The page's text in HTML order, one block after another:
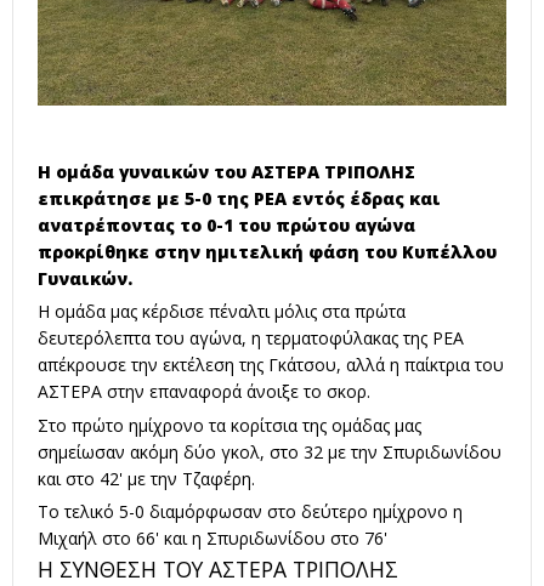
Η ομάδα γυναικών του ΑΣΤΕΡΑ ΤΡΙΠΟΛΗΣ
επικράτησε με 5-0 της ΡΕΑ εντός έδρας και
ανατρέποντας το 0-1 του πρώτου αγώνα
προκρίθηκε στην ημιτελική φάση του Κυπέλλου
Γυναικών.
Η ομάδα μας κέρδισε πέναλτι μόλις στα πρώτα
δευτερόλεπτα του αγώνα, η τερματοφύλακας της ΡΕΑ
απέκρουσε την εκτέλεση της Γκάτσου, αλλά η παίκτρια του
ΑΣΤΕΡΑ στην επαναφορά άνοιξε το σκορ.
Στο πρώτο ημίχρονο τα κορίτσια της ομάδας μας
σημείωσαν ακόμη δύο γκολ, στο 32 με την Σπυριδωνίδου
και στο 42' με την Τζαφέρη.
Το τελικό 5-0 διαμόρφωσαν στο δεύτερο ημίχρονο η
Μιχαήλ στο 66' και η Σπυριδωνίδου στο 76'
Η ΣΥΝΘΕΣΗ ΤΟΥ ΑΣΤΕΡΑ ΤΡΙΠΟΛΗΣ